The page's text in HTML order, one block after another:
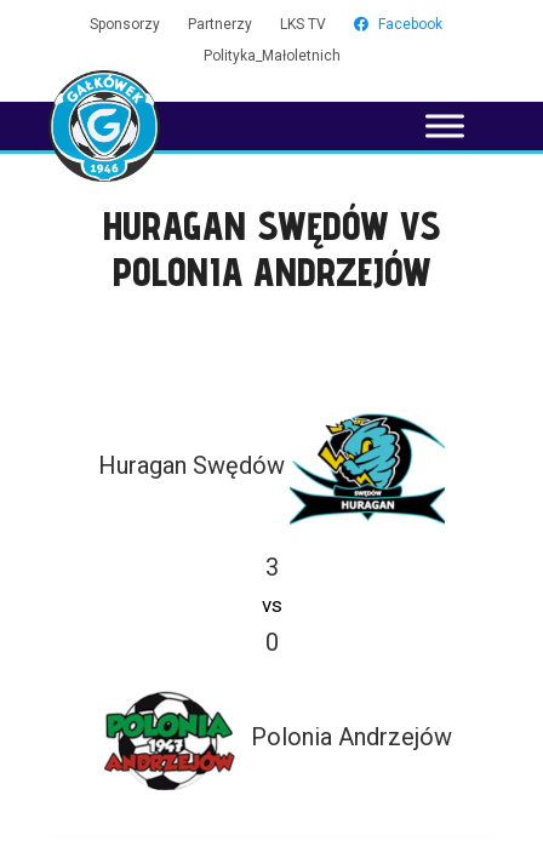
Sponsorzy Partnerzy LKS TV
Facebook
Polityka_Małoletnich
HURAGAN SWĘDÓW VS
POLONIA ANDRZEJÓW
Huragan Swędów
3
vs
0
Polonia Andrzejów